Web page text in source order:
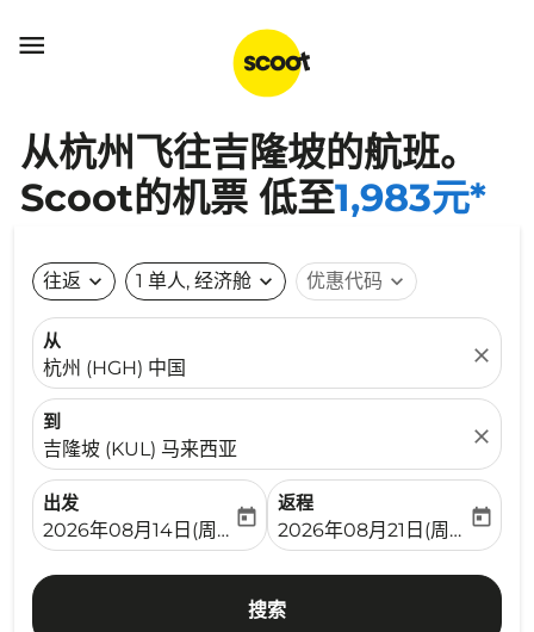

从杭州飞往吉隆坡的航班。
Scoot的机票 低至1,983元*
往返 expand_more 1 单人, 经济舱 expand_more 优惠代码 expand_more
从
杭州 (HGH) 中国
close
到
吉隆坡 (KUL) 马来西亚
close
出发
fc-booking-departure-date-aria-label
2026年08月14日(周五)
today
返程
fc-booking-return-date-
2026年08月21日(周五)
today
搜索